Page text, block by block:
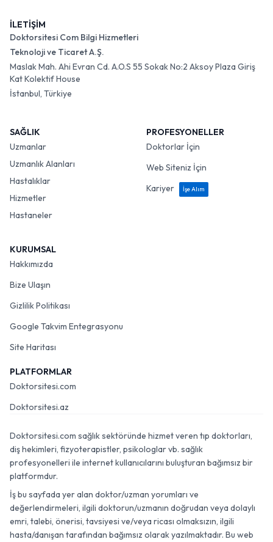
İLETİŞİM
Doktorsitesi Com Bilgi Hizmetleri
Teknoloji ve Ticaret A.Ş.
Maslak Mah. Ahi Evran Cd. A.O.S 55 Sokak No:2 Aksoy Plaza Giriş
Kat Kolektif House
İstanbul, Türkiye
SAĞLIK
Uzmanlar
Uzmanlık Alanları
Hastalıklar
Hizmetler
Hastaneler
PROFESYONELLER
Doktorlar İçin
Web Siteniz İçin
Kariyer
İşe Alım
KURUMSAL
Hakkımızda
Bize Ulaşın
Gizlilik Politikası
Google Takvim Entegrasyonu
Site Haritası
PLATFORMLAR
Doktorsitesi.com
Doktorsitesi.az
Doktorsitesi.com sağlık sektöründe hizmet veren tıp doktorları,
diş hekimleri, fizyoterapistler, psikologlar vb. sağlık
profesyonelleri ile internet kullanıcılarını buluşturan bağımsız bir
platformdur.
İş bu sayfada yer alan doktor/uzman yorumları ve
değerlendirmeleri, ilgili doktorun/uzmanın doğrudan veya dolaylı
emri, talebi, önerisi, tavsiyesi ve/veya ricası olmaksızın, ilgili
hasta/danışan tarafından bağımsız olarak yazılmaktadır. Bu web